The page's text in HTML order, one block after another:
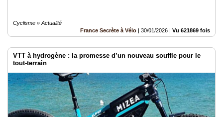
Cyclisme » Actualité
France Secrète à Vélo | 30/01/2026 | Vu 621869 fois
VTT à hydrogène : la promesse d’un nouveau souffle pour le
tout-terrain